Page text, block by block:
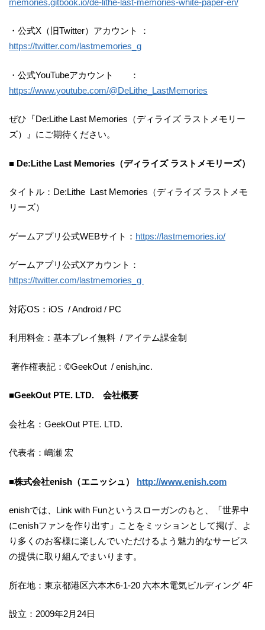
・公式X（旧Twitter）アカウント ：
https://twitter.com/lastmemories_g
・公式YouTubeアカウント ：
https://www.youtube.com/@DeLithe_LastMemories
ぜひ『De:Lithe Last Memories（ディライズ ラストメモリー
ズ）』にご期待ください。
■ De:Lithe Last Memories（ディライズ ラストメモリーズ）
タイトル：De:Lithe Last Memories（ディライズ ラストメモ
リーズ）
ゲームアプリ公式WEBサイト： https://lastmemories.io/
ゲームアプリ公式Xアカウント：
https://twitter.com/lastmemories_g
対応OS：iOS / Android / PC
利用料金：基本プレイ無料 / アイテム課金制
著作権表記：©GeekOut / enish,inc.
■GeekOut PTE. LTD. 会社概要
会社名：GeekOut PTE. LTD.
代表者：嶋瀬 宏
■株式会社enish（エニッシュ） http://www.enish.com
enishでは、Link with Funというスローガンのもと、「世界中
にenishファンを作り出す」ことをミッションとして掲げ、よ
り多くのお客様に楽しんでいただけるよう魅力的なサービス
の提供に取り組んでまいります。
所在地：東京都港区六本木6-1-20 六本木電気ビルディング 4F
設立：2009年2月24日